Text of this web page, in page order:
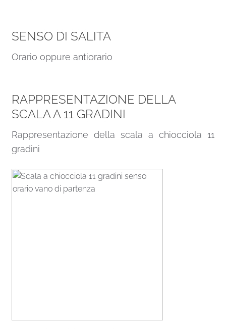
SENSO DI SALITA
Orario oppure antiorario
RAPPRESENTAZIONE DELLA
SCALA A 11 GRADINI
Rappresentazione della scala a chiocciola 11
gradini